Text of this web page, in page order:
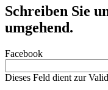
Schreiben Sie
umgehend.
Facebook
Dieses Feld dient zur